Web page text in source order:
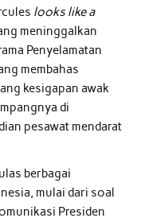
looks like a
meninggalkan
Penyelamatan
membahas
kesigapan awak
di
pesawat mendarat
berbagai
mulai dari soal
Presiden